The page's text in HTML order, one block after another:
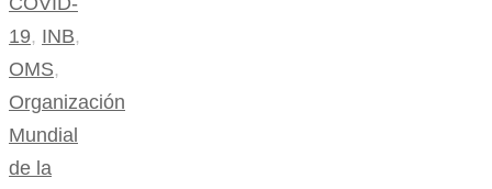
19, INB,
OMS,
Organización
Mundial
de la